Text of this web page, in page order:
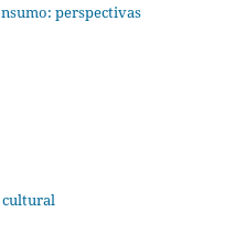
perspectivas
cultural